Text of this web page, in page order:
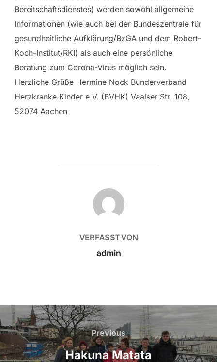
Bereitschaftsdienstes) werden sowohl allgemeine
Informationen (wie auch bei der Bundeszentrale für
gesundheitliche Aufklärung/BzGA und dem Robert-
Koch-Institut/RKI) als auch eine persönliche
Beratung zum Corona-Virus möglich sein.
Herzliche Grüße Hermine Nock Bunderverband
Herzkranke Kinder e.V. (BVHK) Vaalser Str. 108,
52074 Aachen
BEITRAGSAUTOR
VERFASST VON
admin
Beitragsnavigation
Previous
Previous
Hakuna Matata